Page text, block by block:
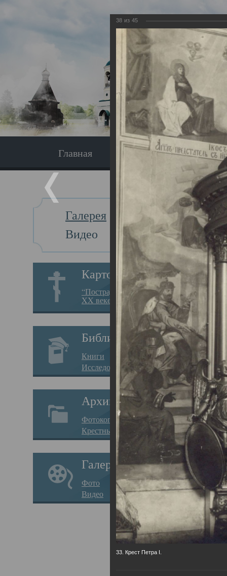
Главная Экскурсия
Галерея
Видео
Картотека
“Пострадавшие за веру в
XX веке на Севере”
Библиотека
Книги
Исследования
Архив
Фотокопии дел
Крестные ходы
Галерея
Фото
Видео
Главная
38 из 45
33. Крест Петра I.